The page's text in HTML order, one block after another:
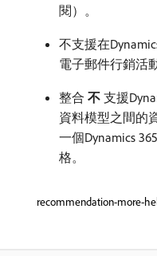
閱）。
不支援在
電子郵件行銷活動
整合​ 不 支援
資料模型之間的
一個Dynamics
格。
recommendation-more-